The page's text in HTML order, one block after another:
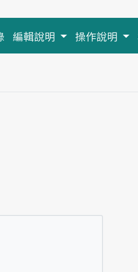
編輯說明 操作說明